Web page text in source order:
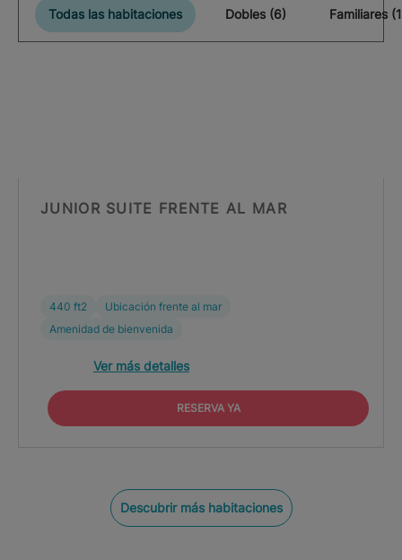
Todas las habitaciones Dobles (6) Familiares
JUNIOR SUITE FRENTE AL MAR
440 ft2
Ubicación frente al mar
Amenidad de bienvenida
Ver más detalles
RESERVA YA
Descubrir más habitaciones